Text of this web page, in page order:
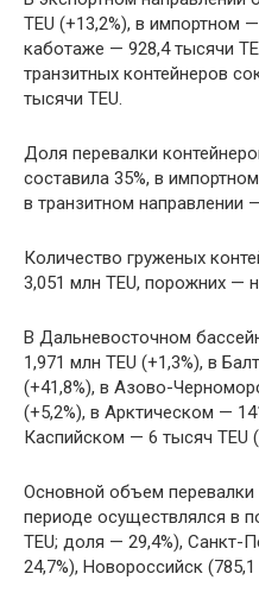
TEU (+13,2%), в импортном
каботаже — 928,4 тысячи
транзитных контейнеров
тысячи TEU.
Доля перевалки
составила 35%, в
в транзитном направлении
Количество груженых
3,051 млн TEU, порожних —
В Дальневосточном
1,971 млн TEU (+1,3%), в
(+41,8%), в Азово-
(+5,2%), в Арктическом —
Каспийском — 6 тысяч TEU
Основной объем перевалки
периоде осуществлялся в
TEU; доля — 29,4%), Санкт-
24,7%), Новороссийск (785,1